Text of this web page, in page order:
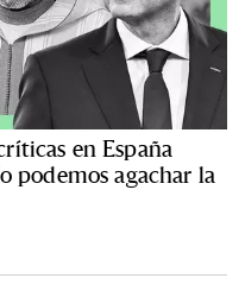
en España
podemos agachar la